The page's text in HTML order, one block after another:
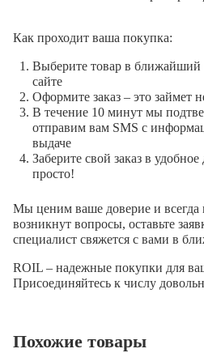
Как проходит ваша покупка:
Выберите товар в ближайший
сайте
Оформите заказ – это займет
В течение 10 минут мы
отправим вам SMS с
выдаче
Заберите свой заказ в
просто!
Мы ценим ваше доверие и всегда
возникнут вопросы, оставьте
специалист свяжется с вами в
ROIL – надежные покупки для
Присоединяйтесь к числу
Похожие товары